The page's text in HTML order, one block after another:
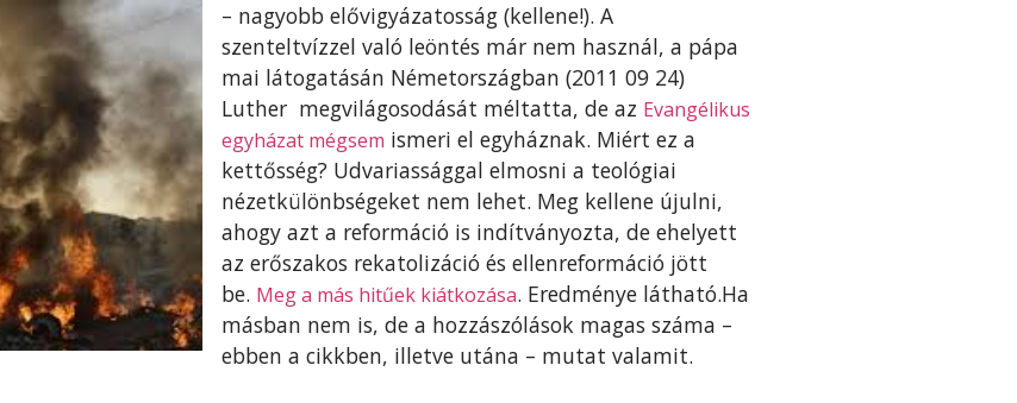
– nagyobb elővigyázatosság (kellene!). A
szenteltvízzel való leöntés már nem használ, a pápa
mai látogatásán Németországban (2011 09 24)
Luther megvilágosodását méltatta, de az Evangélikus
egyházat mégsem ismeri el egyháznak. Miért ez a
kettősség? Udvariassággal elmosni a teológiai
nézetkülönbségeket nem lehet. Meg kellene újulni,
ahogy azt a reformáció is indítványozta, de ehelyett
az erőszakos rekatolizáció és ellenreformáció jött
be. Meg a más hitűek kiátkozása. Eredménye látható.Ha
másban nem is, de a hozzászólások magas száma –
ebben a cikkben, illetve utána – mutat valamit.